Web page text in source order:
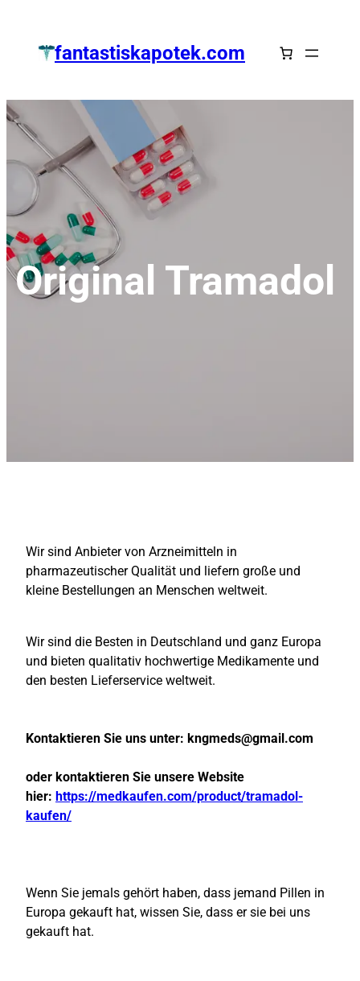
springenfantastiskapotek.com
Original Tramadol
Wir sind Anbieter von Arzneimitteln in
pharmazeutischer Qualität und liefern große und
kleine Bestellungen an Menschen weltweit.
Wir sind die Besten in Deutschland und ganz Europa
und bieten qualitativ hochwertige Medikamente und
den besten Lieferservice weltweit.
Kontaktieren Sie uns unter: kngmeds@gmail.com
oder kontaktieren Sie unsere Website
hier: https://medkaufen.com/product/tramadol-
kaufen/
Wenn Sie jemals gehört haben, dass jemand Pillen in
Europa gekauft hat, wissen Sie, dass er sie bei uns
gekauft hat.